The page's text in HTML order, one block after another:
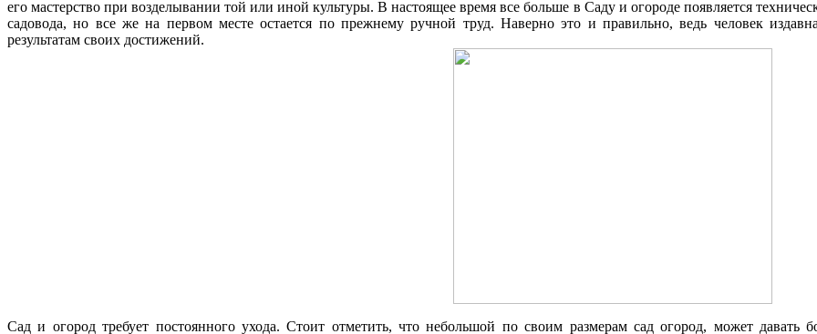
его мастерство при возделывании той или иной культуры. В настоящее время все больше в Cаду и огороде появляется
садовода, но все же на первом месте остается по прежнему ручной труд. Наверно это и правильно, ведь человек
результатам своих достижений.
Сад и огород требует постоянного ухода. Стоит отметить, что небольшой по своим размерам сад огород, может давать